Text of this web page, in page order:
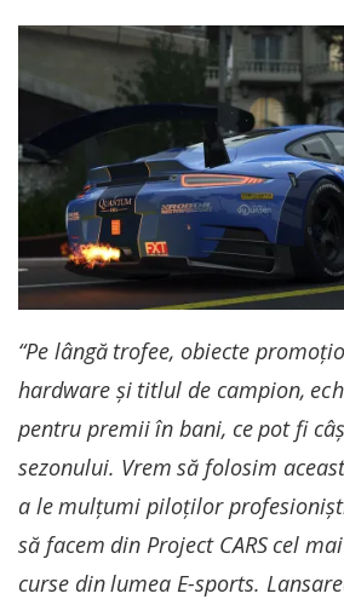
“Pe lângă trofee, obiecte
hardware și titlul de campion,
pentru premii în bani, ce pot fi
sezonului. Vrem să folosim
a le mulțumi piloților
să facem din Project CARS cel
curse din lumea E-sports.